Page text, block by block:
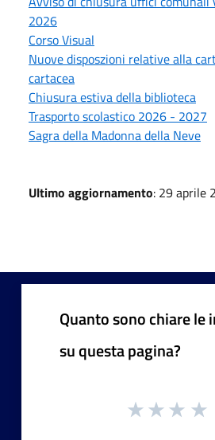
2026
Corso Visual
Nuove disposzioni relative alla
cartacea
Chiusura estiva della biblioteca
Trasporto scolastico 2026 - 2027
Sagra della Madonna della Neve
Ultimo aggiornamento: 29 aprile
Quanto sono chiare le
su questa pagina?